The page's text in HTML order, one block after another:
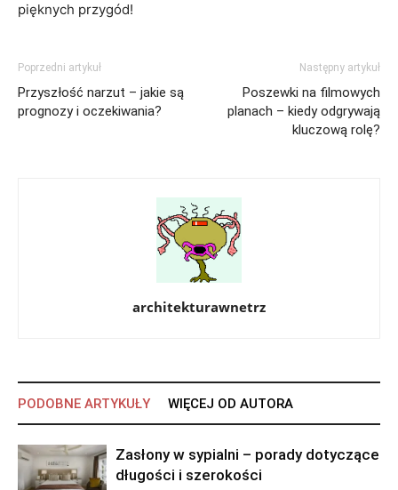
pięknych przygód!
Poprzedni artykuł
Przyszłość narzut – jakie są
prognozy i oczekiwania?
Następny artykuł
Poszewki na filmowych
planach – kiedy odgrywają
kluczową rolę?
architekturawnetrz
PODOBNE ARTYKUŁY WIĘCEJ OD AUTORA
Zasłony w sypialni – porady dotyczące
długości i szerokości